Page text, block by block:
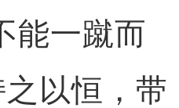
一蹴而
以恒，带